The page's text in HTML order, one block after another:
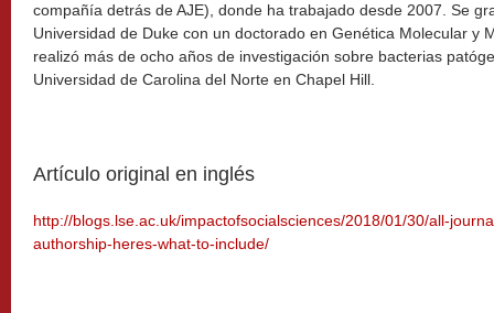
compañía detrás de AJE), donde ha trabajado desde 2007. Se
Universidad de Duke con un doctorado en Genética Molecular y
realizó más de ocho años de investigación sobre bacterias
Universidad de Carolina del Norte en Chapel Hill.
Artículo original en inglés
http://blogs.lse.ac.uk/impactofsocialsciences/2018/01/30/all-
authorship-heres-what-to-include/